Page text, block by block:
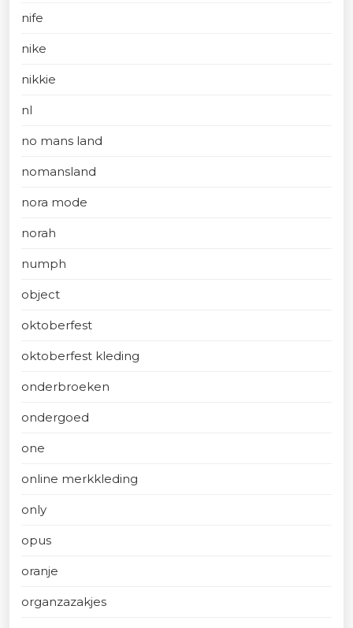
nife
nike
nikkie
nl
no mans land
nomansland
nora mode
norah
numph
object
oktoberfest
oktoberfest kleding
onderbroeken
ondergoed
one
online merkkleding
only
opus
oranje
organzazakjes